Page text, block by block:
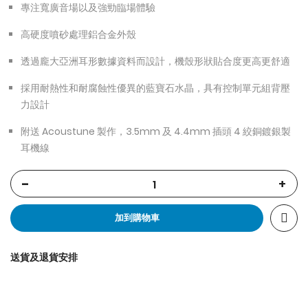
專注寬廣音場以及強勁臨場體驗
高硬度噴砂處理鋁合金外殼
透過龐大亞洲耳形數據資料而設計，機殼形狀貼合度更高更舒適
採用耐熱性和耐腐蝕性優異的藍寶石水晶，具有控制單元組背壓
力設計
附送 Acoustune 製作，3.5mm 及 4.4mm 插頭 4 絞銅鍍銀製
耳機線
- +
加到購物車
送貨及退貨安排